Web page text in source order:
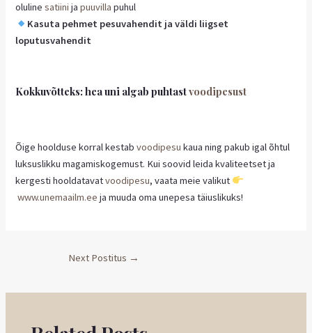
olulinesatiini japuuvilla puhul
Kasuta pehmet pesuvahendit ja väldi liigset
loputusvahendit
Kokkuvõtteks: hea uni algab puhtastvoodipesust
Õige hoolduse korral kestabvoodipesu kaua ning pakub igal õhtul
luksuslikku magamiskogemust. Kui soovid leida kvaliteetset ja
kergesti hooldatavatvoodipesu, vaata meie valikut
www.unemaailm.ee ja muuda oma unepesa täiuslikuks!
Next Postitus →